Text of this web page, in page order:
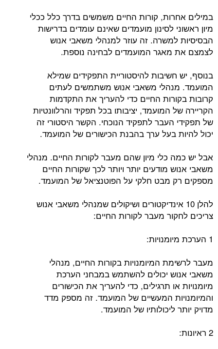
במילים אחרות, קורות החיים משמשים בדרך כלל ככלי
מיון ראשוני לסינון מועמדים שאינם עומדים בדרישות
הבסיסיות למשרה. זה עוזר למנהלי משאבי אנוש
לצמצם את מאגר המועמדים לבחינה נוספת.
בנוסף, יש חשיבות להיסטוריית התפקידים שמילא
המועמד. מנהלי משאבי אנוש משתמשים לעתים
קרובות בקורות החיים כדי להעריך את התקדמות
הקריירה של המועמד, יציבותו בכל תפקיד והרלוונטיות
של תפקידי העבר לתפקיד הנוכחי. הקשר היסטורי זה
יכול להיות בעל ערך בהבנת הכישורים של המועמד.
אבל יש כמה כלי מיון שהם מעבר לקורות החיים. מנהלי
משאבי אנוש מודעים יותר ויותר לכך שקורות החיים
מספקים רק מבט חלקי על הפוטנציאל של המועמד.
להלן 10 אינדיקטורים ושיקולים שמנהלי משאבי אנוש
צריכים לחקור מעבר לקורות החיים:
1 הערכת מיומנויות:
מעבר לרשימת המיומנויות בקורות החיים, מנהלי
משאבי אנוש יכולים להשתמש במבחני הערכת
מיומנויות או תרגילים, כדי להעריך את הכישורים
והמיומנויות המעשיים של המועמד. זה מספק מדד
מדויק יותר ליכולותיו של המועמד.
2 ראיונות: